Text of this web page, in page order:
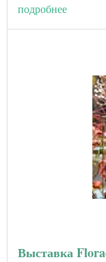
подробнее
Выставка